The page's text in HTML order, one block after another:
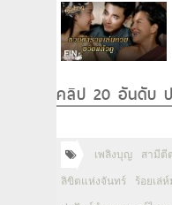
คลิป 20 อันดับ
เพลิงบุญ สามีตี
ลิขิตแห่งจันทร์ ร้อยเล่